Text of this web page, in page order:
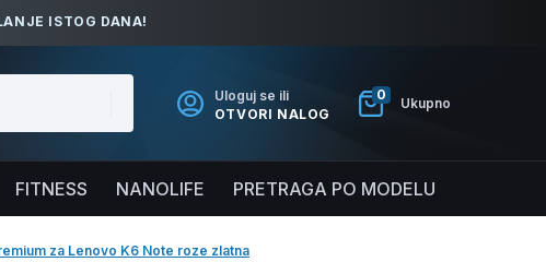
ISTOG DANA!
Uloguj se ili
OTVORI NALOG
0
Ukupno
FITNESS NANOLIFE PRETRAGA PO MODELU
za Lenovo K6 Note roze zlatna